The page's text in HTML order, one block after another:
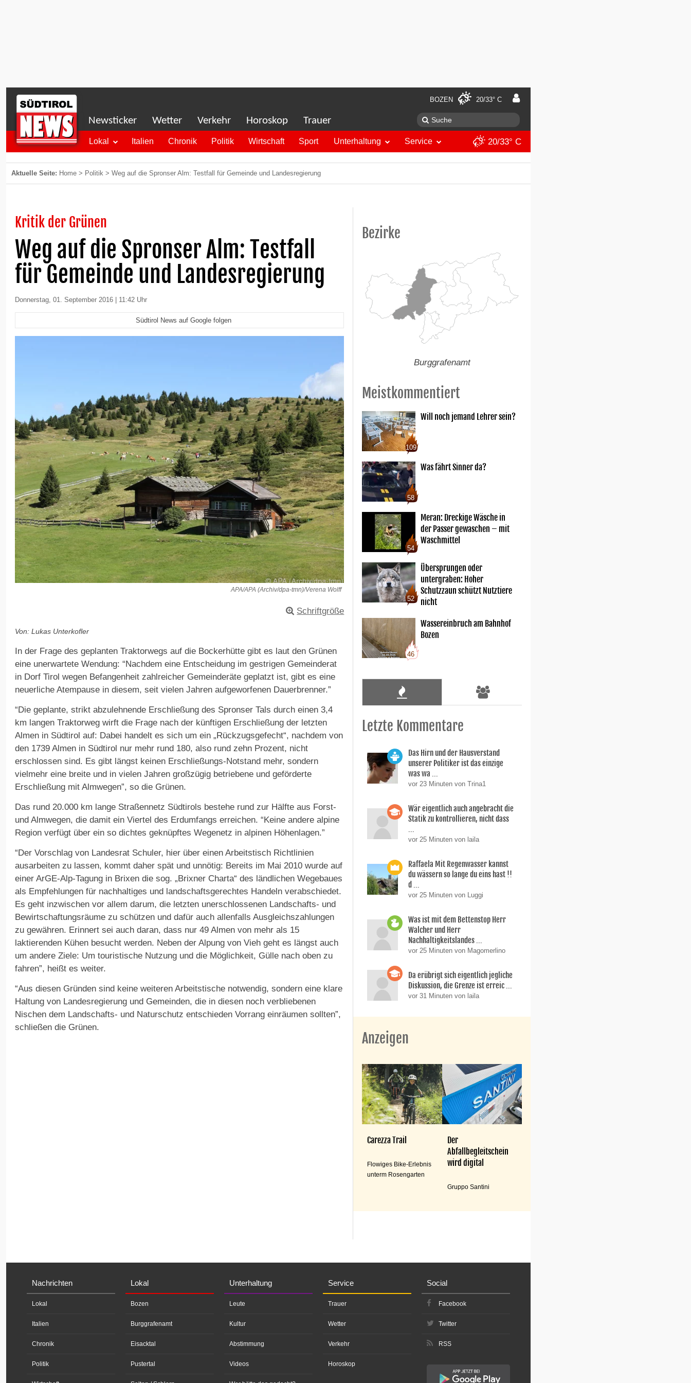
BOZEN 20/33° C
Newsticker Wetter Verkehr Horoskop Trauer
Lokal Italien Chronik Politik Wirtschaft Sport Unterhaltung Service 20/33° C
Aktuelle Seite: Home > Politik > Weg auf die Spronser Alm: Testfall für Gemeinde und Landesregierung
Kritik der Grünen
Weg auf die Spronser Alm: Testfall
für Gemeinde und Landesregierung
Donnerstag, 01. September 2016 | 11:42 Uhr
Südtirol News auf Google folgen
APA/APA (Archiv/dpa-tmn)/Verena Wolff
Schriftgröße
Von: Lukas Unterkofler
In der Frage des geplanten Traktorwegs auf die Bockerhütte gibt es laut den Grünen
eine unerwartete Wendung: “Nachdem eine Entscheidung im gestrigen Gemeinderat
in Dorf Tirol wegen Befangenheit zahlreicher Gemeinderäte geplatzt ist, gibt es eine
neuerliche Atempause in diesem, seit vielen Jahren aufgeworfenen Dauerbrenner.”
“Die geplante, strikt abzulehnende Erschließung des Spronser Tals durch einen 3,4
km langen Traktorweg wirft die Frage nach der künftigen Erschließung der letzten
Almen in Südtirol auf: Dabei handelt es sich um ein „Rückzugsgefecht“, nachdem von
den 1739 Almen in Südtirol nur mehr rund 180, also rund zehn Prozent, nicht
erschlossen sind. Es gibt längst keinen Erschließungs-Notstand mehr, sondern
vielmehr eine breite und in vielen Jahren großzügig betriebene und geförderte
Erschließung mit Almwegen”, so die Grünen.
Das rund 20.000 km lange Straßennetz Südtirols bestehe rund zur Hälfte aus Forst-
und Almwegen, die damit ein Viertel des Erdumfangs erreichen. “Keine andere alpine
Region verfügt über ein so dichtes geknüpftes Wegenetz in alpinen Höhenlagen.”
“Der Vorschlag von Landesrat Schuler, hier über einen Arbeitstisch Richtlinien
ausarbeiten zu lassen, kommt daher spät und unnötig: Bereits im Mai 2010 wurde auf
einer ArGE-Alp-Tagung in Brixen die sog. „Brixner Charta“ des ländlichen Wegebaues
als Empfehlungen für nachhaltiges und landschaftsgerechtes Handeln verabschiedet.
Es geht inzwischen vor allem darum, die letzten unerschlossenen Landschafts- und
Bewirtschaftungsräume zu schützen und dafür auch allenfalls Ausgleichszahlungen
zu gewähren. Erinnert sei auch daran, dass nur 49 Almen von mehr als 15
laktierenden Kühen besucht werden. Neben der Alpung von Vieh geht es längst auch
um andere Ziele: Um touristische Nutzung und die Möglichkeit, Gülle nach oben zu
fahren”, heißt es weiter.
“Aus diesen Gründen sind keine weiteren Arbeitstische notwendig, sondern eine klare
Haltung von Landesregierung und Gemeinden, die in diesen noch verbliebenen
Nischen dem Landschafts- und Naturschutz entschieden Vorrang einräumen sollten”,
schließen die Grünen.
Bezirke
Burggrafenamt
Meistkommentiert
109
Will noch jemand Lehrer sein?
58
Was fährt Sinner da?
54
Meran: Dreckige Wäsche in
der Passer gewaschen – mit
Waschmittel
52
Übersprungen oder
untergraben: Hoher
Schutzzaun schützt Nutztiere
nicht
46
Wassereinbruch am Bahnhof
Bozen
Letzte Kommentare
Das Hirn und der Hausverstand
unserer Politiker ist das einzige
was wa ...
vor 23 Minuten von Trina1
Wär eigentlich auch angebracht die
Statik zu kontrollieren, nicht dass
...
vor 25 Minuten von laila
Raffaela Mit Regenwasser kannst
du wässern so lange du eins hast !!
d ...
vor 25 Minuten von Luggi
Was ist mit dem Bettenstop Herr
Walcher und Herr
Nachhaltigkeitslandes ...
vor 25 Minuten von Magomerlino
Da erübrigt sich eigentlich jegliche
Diskussion, die Grenze ist erreic ...
vor 31 Minuten von laila
Anzeigen
Carezza Trail
Flowiges Bike-Erlebnis
unterm Rosengarten
Der
Abfallbegleitschein
wird digital
Gruppo Santini
Nachrichten
Lokal
Italien
Chronik
Politik
Lokal
Bozen
Burggrafenamt
Eisacktal
Pustertal
Unterhaltung
Leute
Kultur
Abstimmung
Videos
Service
Trauer
Wetter
Verkehr
Horoskop
Social
Facebook
Twitter
RSS